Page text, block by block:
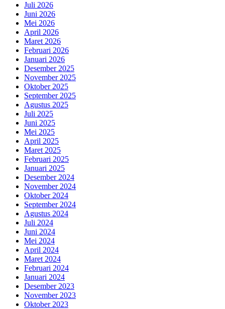
Juli 2026
Juni 2026
Mei 2026
April 2026
Maret 2026
Februari 2026
Januari 2026
Desember 2025
November 2025
Oktober 2025
September 2025
Agustus 2025
Juli 2025
Juni 2025
Mei 2025
April 2025
Maret 2025
Februari 2025
Januari 2025
Desember 2024
November 2024
Oktober 2024
September 2024
Agustus 2024
Juli 2024
Juni 2024
Mei 2024
April 2024
Maret 2024
Februari 2024
Januari 2024
Desember 2023
November 2023
Oktober 2023